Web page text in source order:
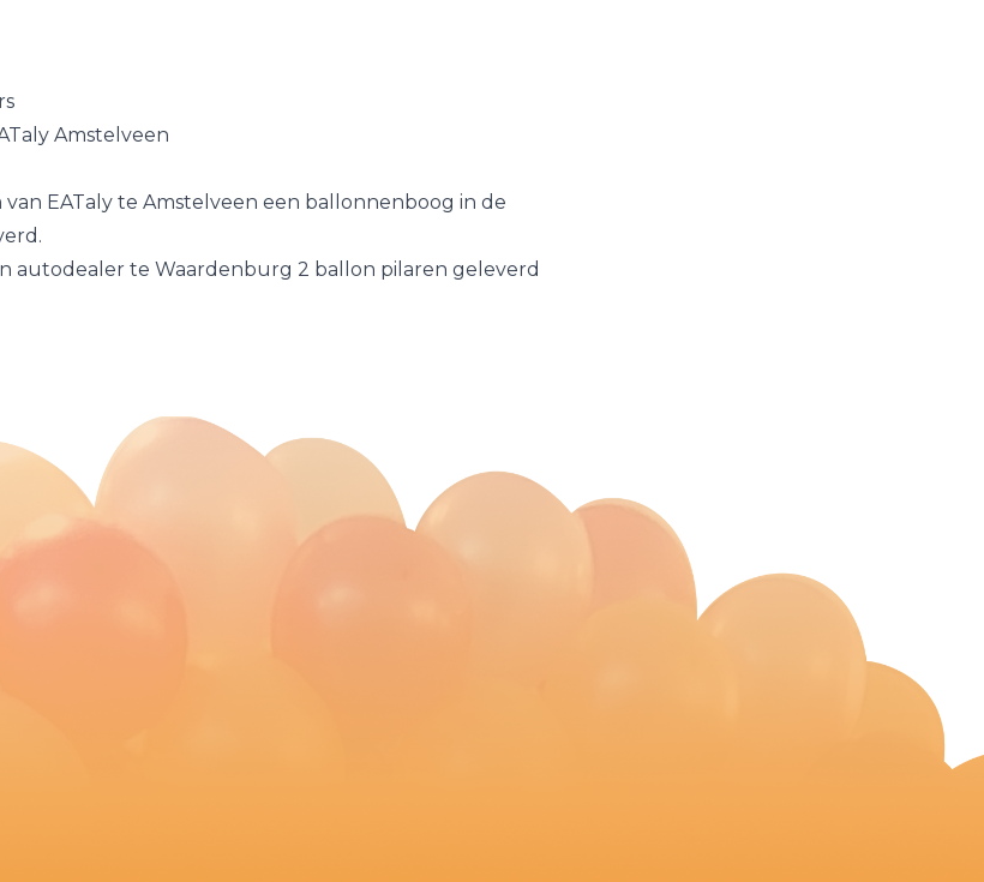
Amstelveen
van EATaly te Amstelveen een ballonnenboog in de
autodealer te Waardenburg 2 ballon pilaren geleverd